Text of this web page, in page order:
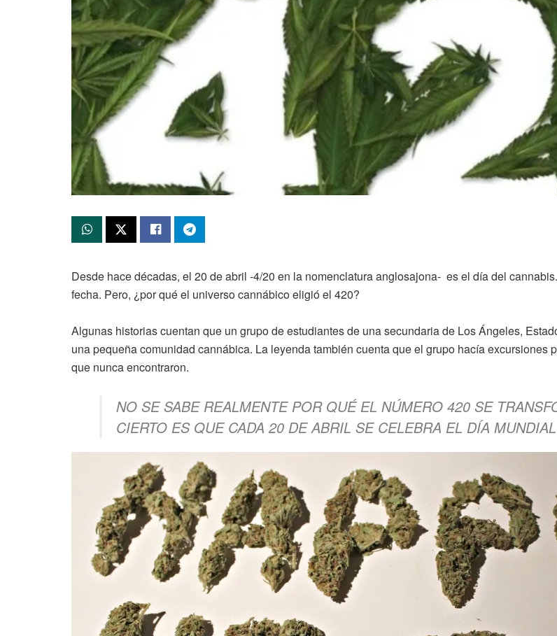
Desde hace décadas, el 20 de abril -4/20 en la nomenclatura anglosajona- es el día del
fecha. Pero, ¿por qué el universo cannábico eligió el 420?
Algunas historias cuentan que un grupo de estudiantes de una secundaria de Los Ángeles,
una pequeña comunidad cannábica. La leyenda también cuenta que el grupo hacía
que nunca encontraron.
NO SE SABE REALMENTE POR QUÉ EL NÚMERO 420 SE
CIERTO ES QUE CADA 20 DE ABRIL SE CELEBRA EL DÍA